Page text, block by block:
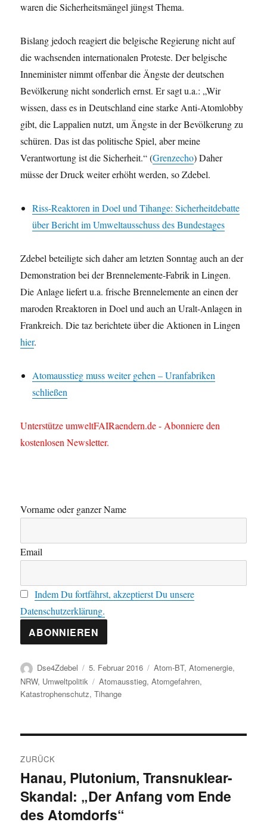
waren die Sicherheitsmängel jüngst Thema.
Bislang jedoch reagiert die belgische Regierung nicht auf
die wachsenden internationalen Proteste. Der belgische
Inneminister nimmt offenbar die Ängste der deutschen
Bevölkerung nicht sonderlich ernst. Er sagt u.a.: „Wir
wissen, dass es in Deutschland eine starke Anti-Atomlobby
gibt, die Lappalien nutzt, um Ängste in der Bevölkerung zu
schüren. Das ist das politische Spiel, aber meine
Verantwortung ist die Sicherheit.“ (Grenzecho) Daher
müsse der Druck weiter erhöht werden, so Zdebel.
Riss-Reaktoren in Doel und Tihange: Sicherheitdebatte
über Bericht im Umweltausschuss des Bundestages
Zdebel beteiligte sich daher am letzten Sonntag auch an der
Demonstration bei der Brennelemente-Fabrik in Lingen.
Die Anlage liefert u.a. frische Brennelemente an einen der
maroden Rreaktoren in Doel und auch an Uralt-Anlagen in
Frankreich. Die taz berichtete über die Aktionen in Lingen
hier.
Atomausstieg muss weiter gehen – Uranfabriken
schließen
Unterstütze umweltFAIRaendern.de - Abonniere den
kostenlosen Newsletter.
Vorname oder ganzer Name
Email
Indem Du fortfährst, akzeptierst Du unsere
Datenschutzerklärung.
Autor
Dse4Zdebel
Veröffentlicht
am
5. Februar 2016 Kategorien
Atom-BT,Atomenergie,
NRW, Umweltpolitik Schlagwörter
Atomausstieg,Atomgefahren,
Katastrophenschutz,Tihange
ZURÜCK
Vorheriger
Beitrag:
Hanau, Plutonium, Transnuklear-
Skandal: „Der Anfang vom Ende
des Atomdorfs“